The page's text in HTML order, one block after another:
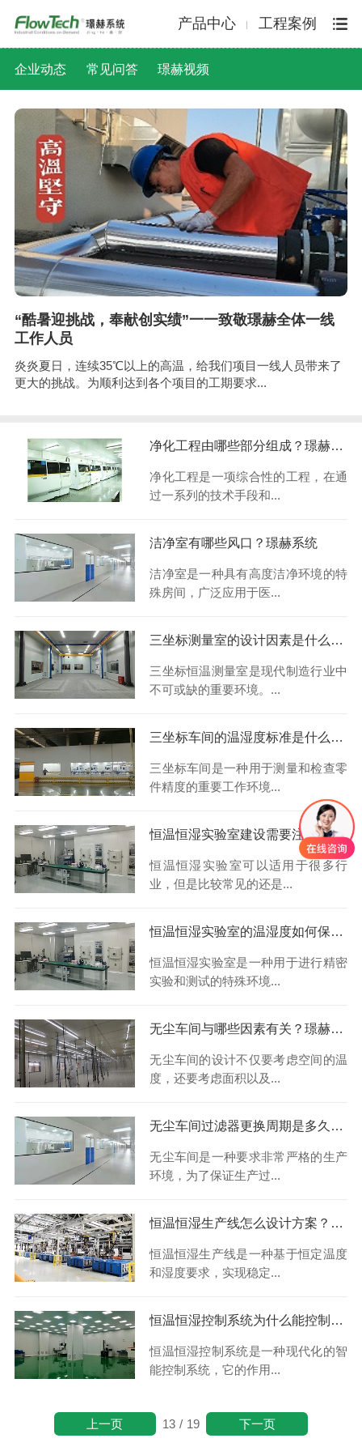
产品中心 工程案例
企业动态 常见问答 璟赫视频
“酷暑迎挑战，奉献创实绩”一一致敬璟赫全体一线
工作人员
炎炎夏日，连续35℃以上的高温，给我们项目一线人员带来了
更大的挑战。为顺利达到各个项目的工期要求...
净化工程由哪些部分组成？璟赫系统
净化工程是一项综合性的工程，在通
过一系列的技术手段和...
洁净室有哪些风口？璟赫系统
洁净室是一种具有高度洁净环境的特
殊房间，广泛应用于医...
三坐标测量室的设计因素是什么？璟赫系统
三坐标恒温测量室是现代制造行业中
不可或缺的重要环境。...
三坐标车间的温湿度标准是什么？璟赫系统
三坐标车间是一种用于测量和检查零
件精度的重要工作环境...
恒温恒湿实验室建设需要注意些什么？璟赫系统
恒温恒湿实验室可以适用于很多行
业，但是比较常见的还是...
恒温恒湿实验室的温湿度如何保持稳定？璟赫系统
恒温恒湿实验室是一种用于进行精密
实验和测试的特殊环境...
无尘车间与哪些因素有关？璟赫系统
无尘车间的设计不仅要考虑空间的温
度，还要考虑面积以及...
无尘车间过滤器更换周期是多久？璟赫系统
无尘车间是一种要求非常严格的生产
环境，为了保证生产过...
恒温恒湿生产线怎么设计方案？璟赫系统
恒温恒湿生产线是一种基于恒定温度
和湿度要求，实现稳定...
恒温恒湿控制系统为什么能控制室内的温度？璟赫系统
恒温恒湿控制系统是一种现代化的智
能控制系统，它的作用...
13 / 19
上一页 下一页